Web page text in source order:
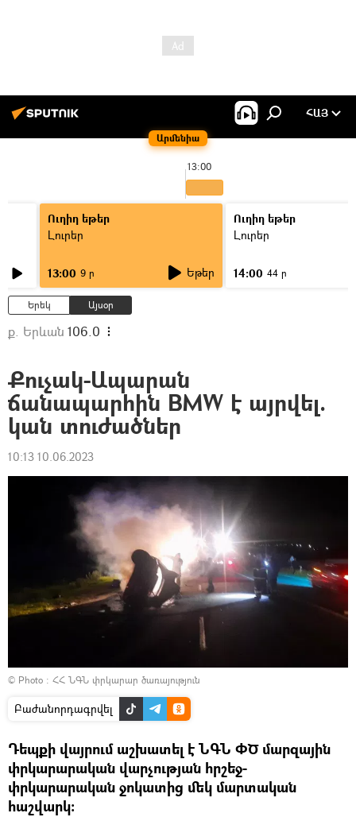
Արմենիա
ՀԱՅ
13:00
Ուղիղ եթեր
Լուրեր
13:00 9 ր Եթեր
Ուղիղ եթեր
Լուրեր
14:00 44 ր
Երեկ Այսօր
ք. Երևան 106.0
Քուչակ-Ապարան
ճանապարհին BMW է այրվել.
կան տուժածներ
10:13 10.06.2023
© Photo : ՀՀ ՆԳՆ փրկարար ծառայություն
Բաժանորդագրվել
Դեպքի վայրում աշխատել է ՆԳՆ ՓԾ մարզային
փրկարարական վարչության հրշեջ-
փրկարարական ջոկատից մեկ մարտական
հաշվարկ։